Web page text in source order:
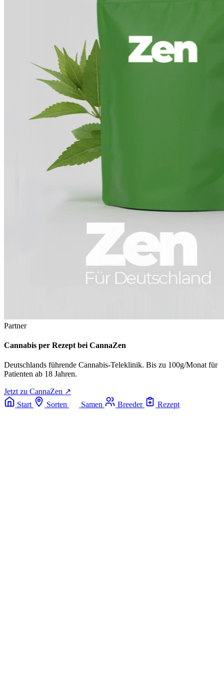
Partner
Cannabis per Rezept bei CannaZen
Deutschlands führende Cannabis-Teleklinik. Bis zu 100g/Monat für
Patienten ab 18 Jahren.
Jetzt zu CannaZen ↗
Start
Sorten Samen Breeder Rezept